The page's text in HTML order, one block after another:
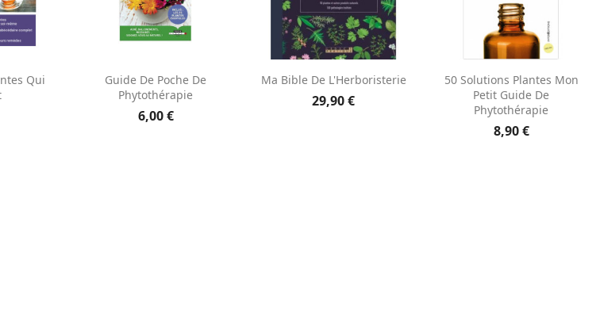
Qui
Aperçu rapide
Guide De Poche De
Phytothérapie
6,00 €
Aperçu rapide
Ma Bible De L'Herboristerie
29,90 €
Aperçu rapide
50 Solutions Plantes Mon
Petit Guide De
Phytothérapie
8,90 €